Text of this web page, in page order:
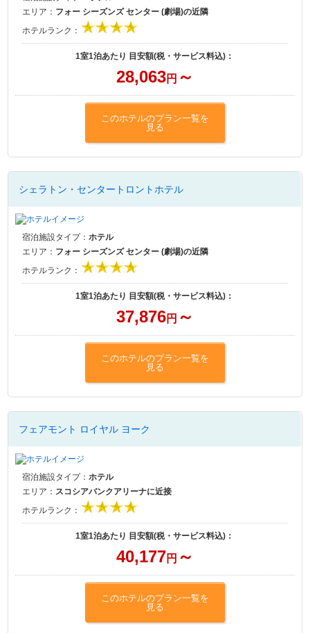
エリア： フォー シーズンズ センター (劇場)の近隣
ホテルランク：
1室1泊あたり 目安額(税・サービス料込)：
28,063円 ～
このホテルのプラン一覧を
見る
シェラトン・センタートロントホテル
宿泊施設タイプ：ホテル
エリア： フォー シーズンズ センター (劇場)の近隣
ホテルランク：
1室1泊あたり 目安額(税・サービス料込)：
37,876円 ～
このホテルのプラン一覧を
見る
フェアモント ロイヤル ヨーク
宿泊施設タイプ：ホテル
エリア： スコシアバンクアリーナに近接
ホテルランク：
1室1泊あたり 目安額(税・サービス料込)：
40,177円 ～
このホテルのプラン一覧を
見る